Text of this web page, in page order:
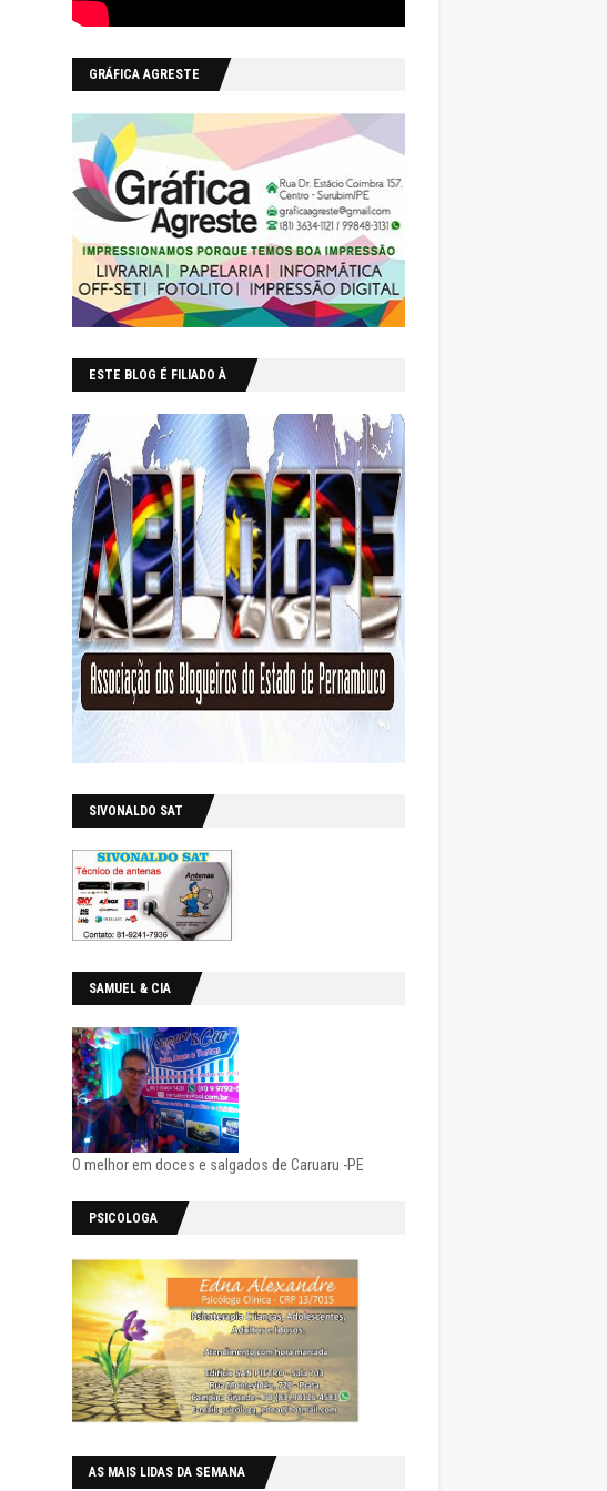
GRÁFICA AGRESTE
ESTE BLOG É FILIADO À
SIVONALDO SAT
SAMUEL & CIA
O melhor em doces e salgados de Caruaru -PE
PSICOLOGA
AS MAIS LIDAS DA SEMANA